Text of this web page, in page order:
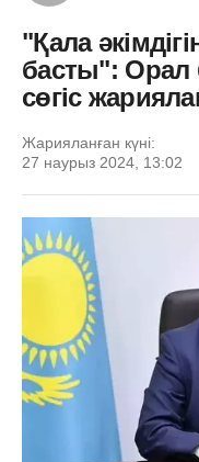
"Қала
басты": Орал
сөгіс
Жарияланған күні:
27 наурыз 2024, 13:02